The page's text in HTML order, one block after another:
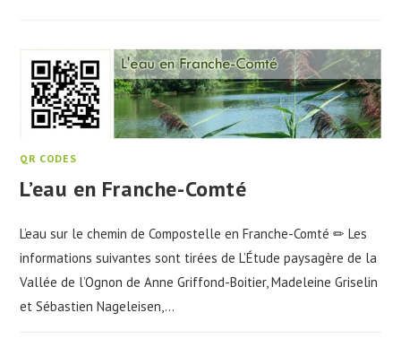
QR CODES
L’eau en Franche-Comté
L’eau sur le chemin de Compostelle en Franche-Comté ✏ Les
informations suivantes sont tirées de L’Étude paysagère de la
Vallée de l’Ognon de Anne Griffond-Boitier, Madeleine Griselin
et Sébastien Nageleisen,…